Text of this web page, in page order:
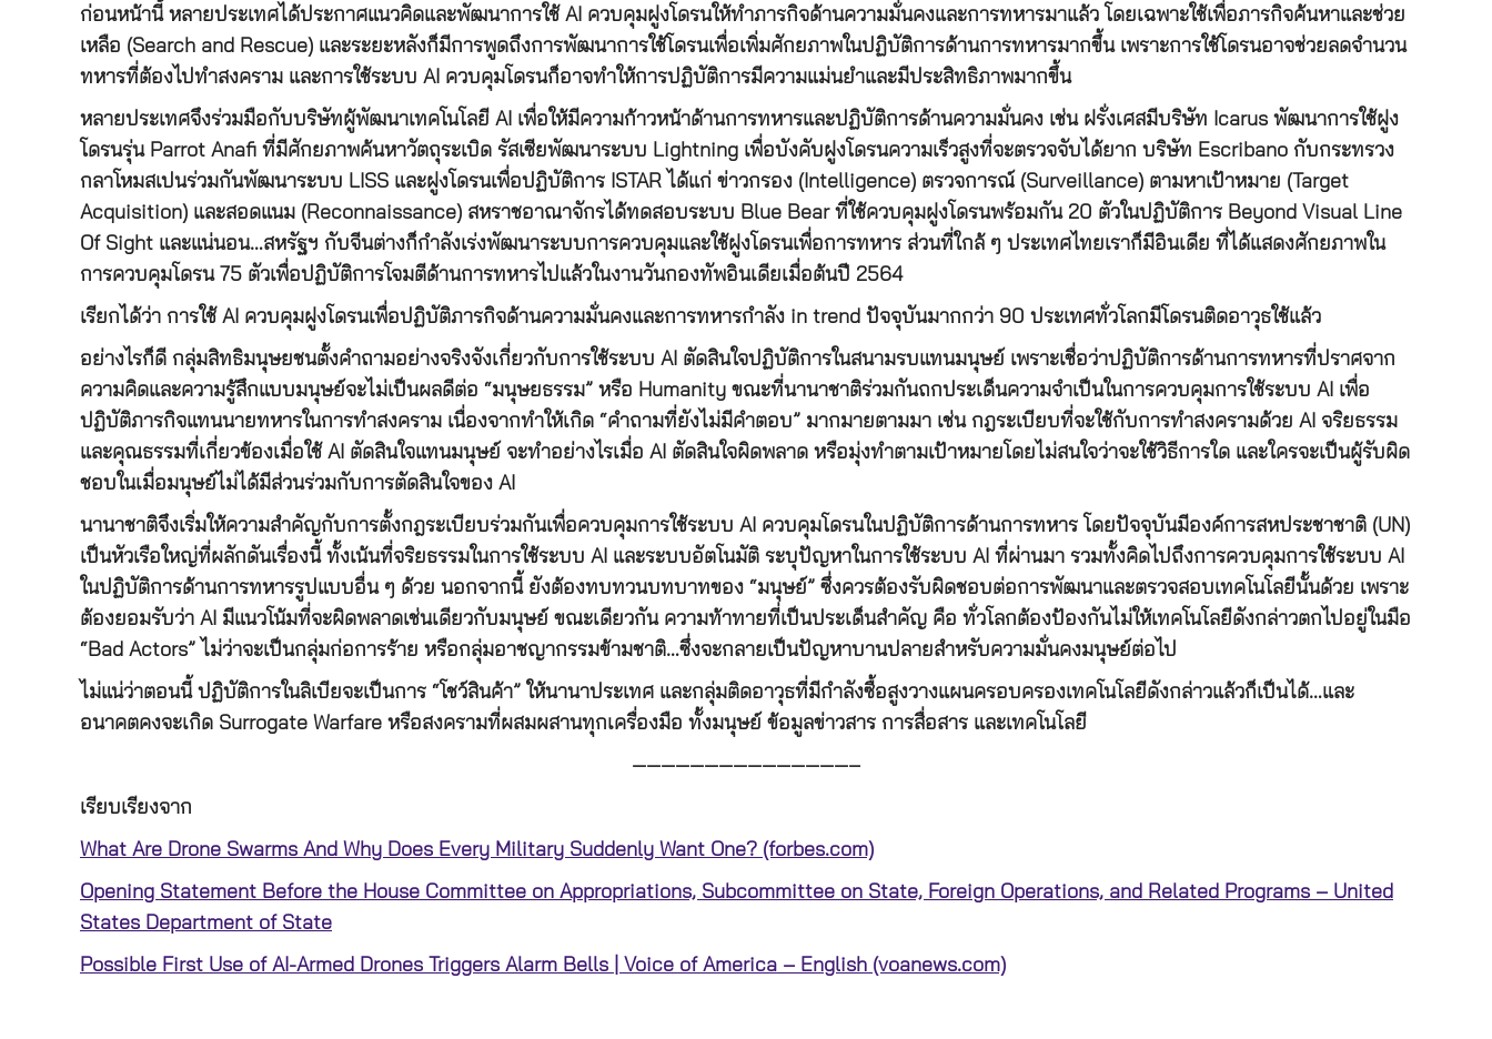
ก่อนหน้านี้ หลายประเทศได้ประกาศแนวคิดและพัฒนาการใช้ AI ควบคุมฝูงโดรนให้ทำภารกิจด้านความมั่นคงและการทหารมาแล้ว โดยเฉพาะใช้เพื่อภารกิจค้นหาและช่วย
เหลือ (Search and Rescue) และระยะหลังก็มีการพูดถึงการพัฒนาการใช้โดรนเพื่อเพิ่มศักยภาพในปฏิบัติการด้านการทหารมากขึ้น เพราะการใช้โดรนอาจช่วยลดจำนวน
ทหารที่ต้องไปทำสงคราม และการใช้ระบบ AI ควบคุมโดรนก็อาจทำให้การปฏิบัติการมีความแม่นยำและมีประสิทธิภาพมากขึ้น
หลายประเทศจึงร่วมมือกับบริษัทผู้พัฒนาเทคโนโลยี AI เพื่อให้มีความก้าวหน้าด้านการทหารและปฏิบัติการด้านความมั่นคง เช่น ฝรั่งเศสมีบริษัท Icarus พัฒนาการใช้ฝูง
โดรนรุ่น Parrot Anafi ที่มีศักยภาพค้นหาวัตถุระเบิด รัสเซียพัฒนาระบบ Lightning เพื่อบังคับฝูงโดรนความเร็วสูงที่จะตรวจจับได้ยาก บริษัท Escribano กับกระทรวง
กลาโหมสเปนร่วมกันพัฒนาระบบ LISS และฝูงโดรนเพื่อปฏิบัติการ ISTAR ได้แก่ ข่าวกรอง (Intelligence) ตรวจการณ์ (Surveillance) ตามหาเป้าหมาย (Target
Acquisition) และสอดแนม (Reconnaissance) สหราชอาณาจักรได้ทดสอบระบบ Blue Bear ที่ใช้ควบคุมฝูงโดรนพร้อมกัน 20 ตัวในปฏิบัติการ Beyond Visual Line
Of Sight และแน่นอน…สหรัฐฯ กับจีนต่างก็กำลังเร่งพัฒนาระบบการควบคุมและใช้ฝูงโดรนเพื่อการทหาร ส่วนที่ใกล้ ๆ ประเทศไทยเราก็มีอินเดีย ที่ได้แสดงศักยภาพใน
การควบคุมโดรน 75 ตัวเพื่อปฏิบัติการโจมตีด้านการทหารไปแล้วในงานวันกองทัพอินเดียเมื่อต้นปี 2564
เรียกได้ว่า การใช้ AI ควบคุมฝูงโดรนเพื่อปฏิบัติภารกิจด้านความมั่นคงและการทหารกำลัง in trend ปัจจุบันมากกว่า 90 ประเทศทั่วโลกมีโดรนติดอาวุธใช้แล้ว
อย่างไรก็ดี กลุ่มสิทธิมนุษยชนตั้งคำถามอย่างจริงจังเกี่ยวกับการใช้ระบบ AI ตัดสินใจปฏิบัติการในสนามรบแทนมนุษย์ เพราะเชื่อว่าปฏิบัติการด้านการทหารที่ปราศจาก
ความคิดและความรู้สึกแบบมนุษย์จะไม่เป็นผลดีต่อ “มนุษยธรรม” หรือ Humanity ขณะที่นานาชาติร่วมกันถกประเด็นความจำเป็นในการควบคุมการใช้ระบบ AI เพื่อ
ปฏิบัติภารกิจแทนนายทหารในการทำสงคราม เนื่องจากทำให้เกิด “คำถามที่ยังไม่มีคำตอบ” มากมายตามมา เช่น กฎระเบียบที่จะใช้กับการทำสงครามด้วย AI จริยธรรม
และคุณธรรมที่เกี่ยวข้องเมื่อใช้ AI ตัดสินใจแทนมนุษย์ จะทำอย่างไรเมื่อ AI ตัดสินใจผิดพลาด หรือมุ่งทำตามเป้าหมายโดยไม่สนใจว่าจะใช้วิธีการใด และใครจะเป็นผู้รับผิด
ชอบในเมื่อมนุษย์ไม่ได้มีส่วนร่วมกับการตัดสินใจของ AI
นานาชาติจึงเริ่มให้ความสำคัญกับการตั้งกฎระเบียบร่วมกันเพื่อควบคุมการใช้ระบบ AI ควบคุมโดรนในปฏิบัติการด้านการทหาร โดยปัจจุบันมีองค์การสหประชาชาติ (UN)
เป็นหัวเรือใหญ่ที่ผลักดันเรื่องนี้ ทั้งเน้นที่จริยธรรมในการใช้ระบบ AI และระบบอัตโนมัติ ระบุปัญหาในการใช้ระบบ AI ที่ผ่านมา รวมทั้งคิดไปถึงการควบคุมการใช้ระบบ AI
ในปฏิบัติการด้านการทหารรูปแบบอื่น ๆ ด้วย นอกจากนี้ ยังต้องทบทวนบทบาทของ “มนุษย์” ซึ่งควรต้องรับผิดชอบต่อการพัฒนาและตรวจสอบเทคโนโลยีนั้นด้วย เพราะ
ต้องยอมรับว่า AI มีแนวโน้มที่จะผิดพลาดเช่นเดียวกับมนุษย์ ขณะเดียวกัน ความท้าทายที่เป็นประเด็นสำคัญ คือ ทั่วโลกต้องป้องกันไม่ให้เทคโนโลยีดังกล่าวตกไปอยู่ในมือ
“Bad Actors” ไม่ว่าจะเป็นกลุ่มก่อการร้าย หรือกลุ่มอาชญากรรมข้ามชาติ…ซึ่งจะกลายเป็นปัญหาบานปลายสำหรับความมั่นคงมนุษย์ต่อไป
ไม่แน่ว่าตอนนี้ ปฏิบัติการในลิเบียจะเป็นการ “โชว์สินค้า” ให้นานาประเทศ และกลุ่มติดอาวุธที่มีกำลังซื้อสูงวางแผนครอบครองเทคโนโลยีดังกล่าวแล้วก็เป็นได้…และ
อนาคตคงจะเกิด Surrogate Warfare หรือสงครามที่ผสมผสานทุกเครื่องมือ ทั้งมนุษย์ ข้อมูลข่าวสาร การสื่อสาร และเทคโนโลยี
———————————————–
เรียบเรียงจาก
What Are Drone Swarms And Why Does Every Military Suddenly Want One? (forbes.com)
Opening Statement Before the House Committee on Appropriations, Subcommittee on State, Foreign Operations, and Related Programs – United
States Department of State
Possible First Use of AI-Armed Drones Triggers Alarm Bells | Voice of America – English (voanews.com)